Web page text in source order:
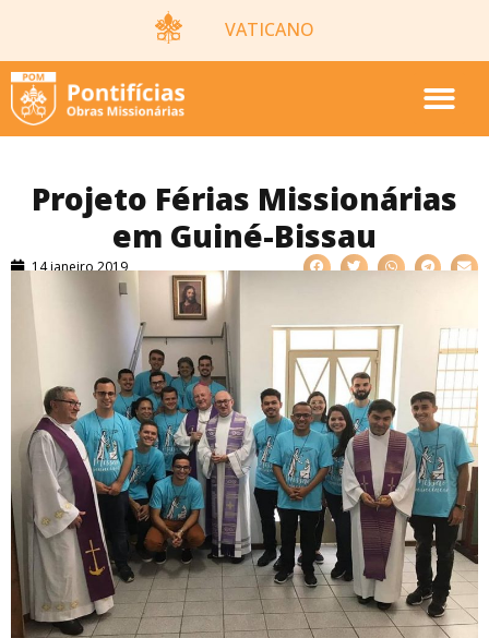
VATICANO
Projeto Férias Missionárias
em Guiné-Bissau
14 janeiro 2019